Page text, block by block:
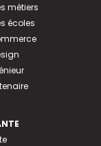
métiers
écoles